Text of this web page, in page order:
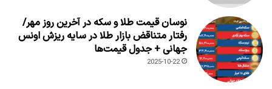
نوسان قیمت طلا و سکه در آخرین روز مهر/
رفتار متناقض بازار طلا در سایه ریزش اونس
جهانی + جدول قیمت‌ها
2025-10-22